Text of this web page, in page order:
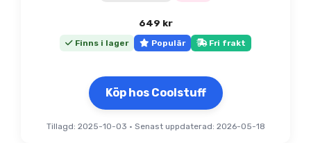
649 kr
Finns i lager Populär Fri frakt
Köp hos Coolstuff
Tillagd: 2025-10-03 • Senast uppdaterad: 2026-05-18